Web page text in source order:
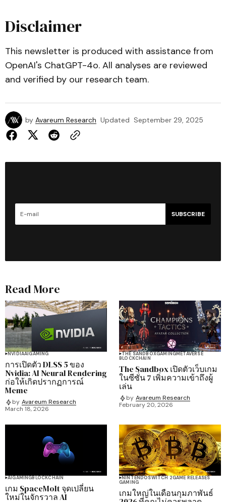
Disclaimer
This newsletter is produced with assistance from
OpenAI's ChatGPT-4o. All analyses are reviewed
and verified by our research team.
by Avareum Research Updated September 29, 2025
SUBSCRIBE
Read More
NVIDIAAIGAMING
การเปิดตัว DLSS 5 ของ
Nvidia: AI Neural Rendering
ก่อให้เกิดปรากฏการณ์
Meme
by Avareum Research
March 18, 2026
THE SANDBOXGAMINGMETAVERSE
BLOCKCHAIN
The Sandbox เปิดตัวเว็บเกม
ในซีซั่น 7 เพิ่มความเข้าถึงผู้
เล่น
by Avareum Research
February 20, 2026
AIGAMINGBLOCKCHAIN
เกม SpaceMolt จุดเปลี่ยน
ใหม่ในจักรวาล AI
NINTENDOSWITCH 2GAME RELEASES
GAMING
เกมใหญ่ในเดือนกุมภาพันธ์